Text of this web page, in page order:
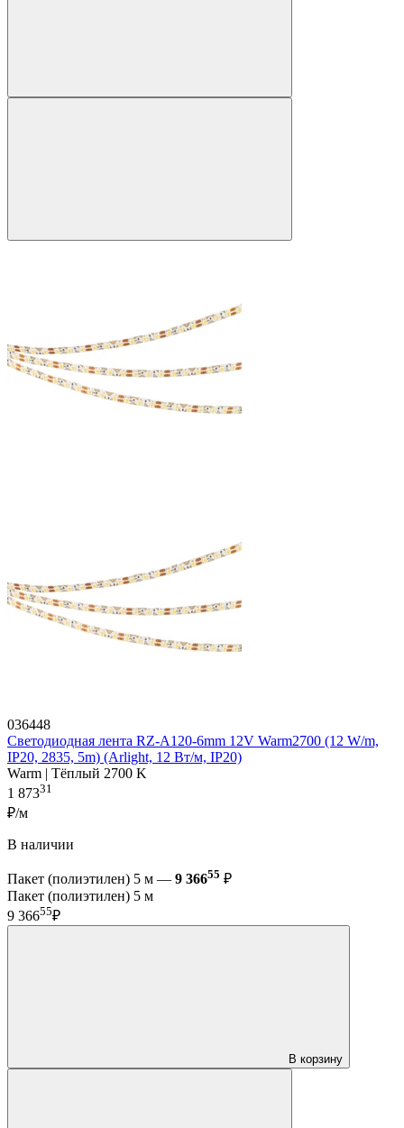
036448
Светодиодная лента RZ-A120-6mm 12V Warm2700 (12 W/m,
IP20, 2835, 5m) (Arlight, 12 Вт/м, IP20)
Warm | Тёплый 2700 K
1 87331
₽/м
В наличии
Пакет (полиэтилен) 5 м — 9 36655 ₽
Пакет (полиэтилен) 5 м
9 36655₽
В корзину